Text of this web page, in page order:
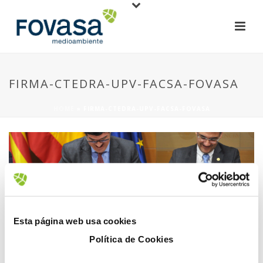
Esta página web usa cookies
Política de Cookies
FIRMA-CTEDRA-UPV-FACSA-FOVASA
15 January, 2019